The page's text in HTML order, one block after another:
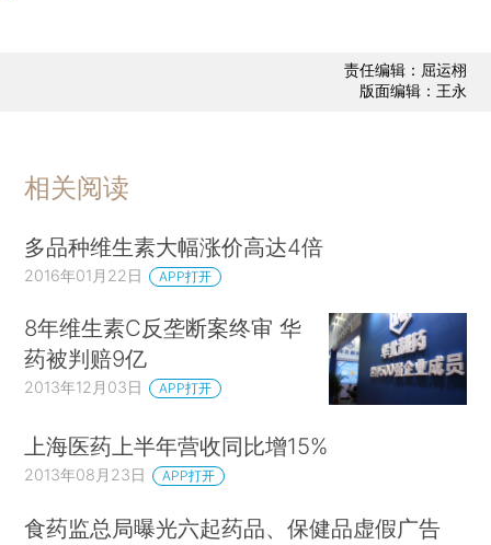
责任编辑：屈运栩
版面编辑：王永
相关阅读
多品种维生素大幅涨价高达4倍
2016年01月22日 APP打开
8年维生素C反垄断案终审 华
药被判赔9亿
2013年12月03日 APP打开
上海医药上半年营收同比增15%
2013年08月23日 APP打开
食药监总局曝光六起药品、保健品虚假广告